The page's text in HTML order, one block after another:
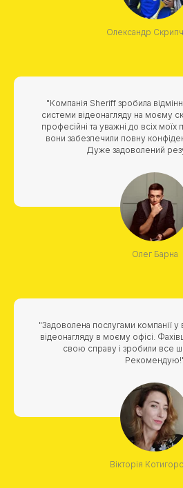
Олександр
"Компанія Sheriff зробила
системи відеонагляду на моєму
професійні та уважні до всіх
вони забезпечили повну
Дуже задоволений
Олег Барна
"Задоволена послугами компанії у
відеонагляду в моєму офісі.
свою справу і зробили все
Вікторія